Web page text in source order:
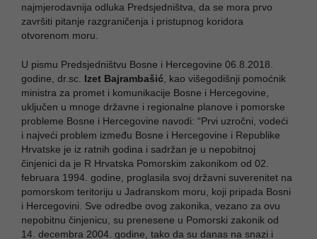
najmjerodavnija odluka Predsjedništva, da se mora prvo
završiti pitanje razgraničenja i pristupnog koridora
otvorenom moru.
U pismu Predsjedništvu Bosne i Hercegovine 06.8.2018.
godine, dr.sc. Izet Bajrambašić , kao višegodišnji pomoćnik
ministra za promet i komunikacije Bosne i Hercegovine,
uključen u mnoge državne i regionalne planove i pomorske
probleme Bosne i Hercegovine navodi: “Prvi uzročni, vodeći
i najveći problem između Bosne i Hercegovine i Republike
Hrvatske je iz ratnih godina i sadržan je u nepobitnoj
činjenici da je R Hrvatska Pomorskim zakonikom od 02.
februara 1994. godine, proglasila svoj državni suverenitet na
pomorskom teritoriju u Jadranskom moru, koji pripada Bosni
i Hercegovini. Sve odredbe ovog zakonika, vezano za ovu
nepobitnu činjenicu, su prenesene u Pomorski zakonik od
14. decembra 2004. godine, tako da su danas na snazi i